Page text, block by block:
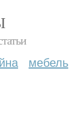
мебель